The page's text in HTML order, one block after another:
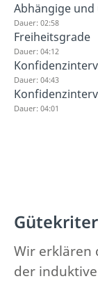
Abhängige
Dauer: 02:58
Freiheitsgrade
Dauer: 04:12
Dauer: 04:43
Dauer: 04:01
Wir erklären
der